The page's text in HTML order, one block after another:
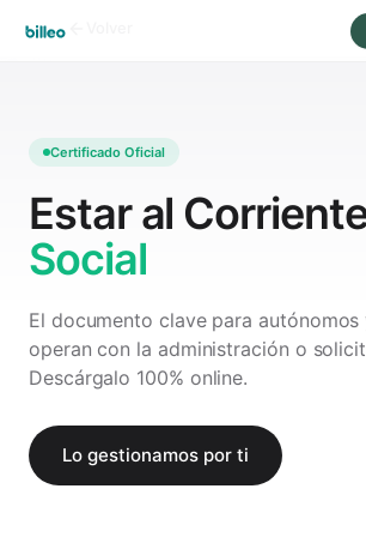
Certificado Oficial
Estar al
Social
El documento clave para autónomos
operan con la administración o
Descárgalo 100% online.
Lo gestionamos por ti